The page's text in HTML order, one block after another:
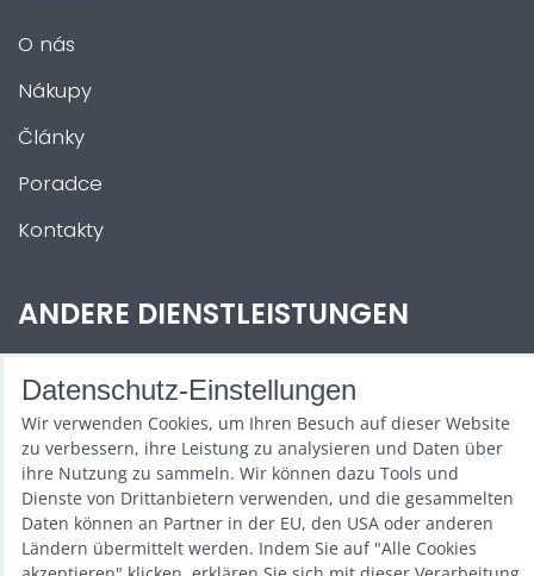
O nás
Nákupy
Články
Poradce
Kontakty
ANDERE DIENSTLEISTUNGEN
Zábava na Vaši akci
Půjčovna
Promotéři
Kurzy a setkání
Velkoobchod
Datenschutz-Einstellungen
Wir verwenden Cookies, um Ihren Besuch auf dieser Website
zu verbessern, ihre Leistung zu analysieren und Daten über
ihre Nutzung zu sammeln. Wir können dazu Tools und
Dienste von Drittanbietern verwenden, und die gesammelten
Daten können an Partner in der EU, den USA oder anderen
Ländern übermittelt werden. Indem Sie auf "Alle Cookies